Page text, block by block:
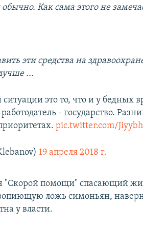
Как сама этого не
эти средства на
...
ситуации это то, что и у бедных
- государство.
pic.twitter.com/
19 апреля 2018 г.
"Скорой помощи" спасающий
ложь симоньян,
у власти.